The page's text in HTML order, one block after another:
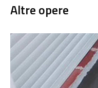
Altre opere